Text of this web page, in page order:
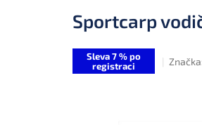
Sportcarp
Sleva 7 % po
registraci